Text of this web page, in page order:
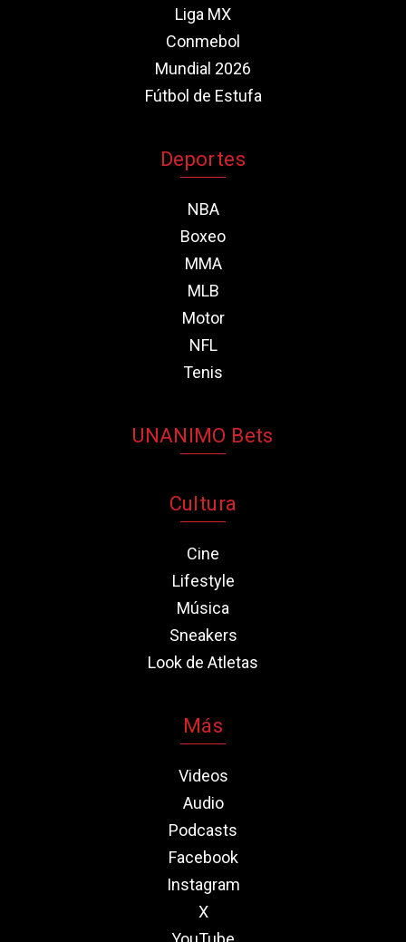
Liga MX
Conmebol
Mundial 2026
Fútbol de Estufa
Deportes
NBA
Boxeo
MMA
MLB
Motor
NFL
Tenis
UNANIMO Bets
Cultura
Cine
Lifestyle
Música
Sneakers
Look de Atletas
Más
Videos
Audio
Podcasts
Facebook
Instagram
X